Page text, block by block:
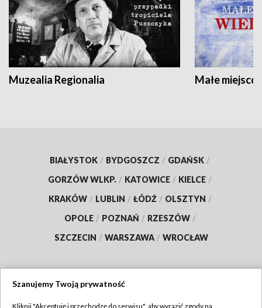
Muzealia Regionalia Małe
BIAŁYSTOK / BYDGOSZCZ / GDAŃSK /
GORZÓW WLKP. / KATOWICE / KIELCE /
KRAKÓW / LUBLIN / ŁÓDŹ / OLSZTYN /
OPOLE / POZNAŃ / RZESZÓW /
SZCZECIN / WARSZAWA / WROCŁAW
Szanujemy Twoją prywatność
Kliknij "Akceptuję i przechodzę do serwisu", aby wyrazić zgody na